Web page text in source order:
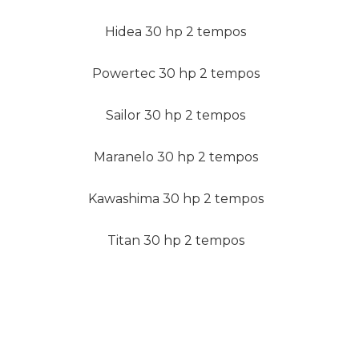
Hidea 30 hp 2 tempos
Powertec 30 hp 2 tempos
Sailor 30 hp 2 tempos
Maranelo 30 hp 2 tempos
Kawashima 30 hp 2 tempos
Titan 30 hp 2 tempos